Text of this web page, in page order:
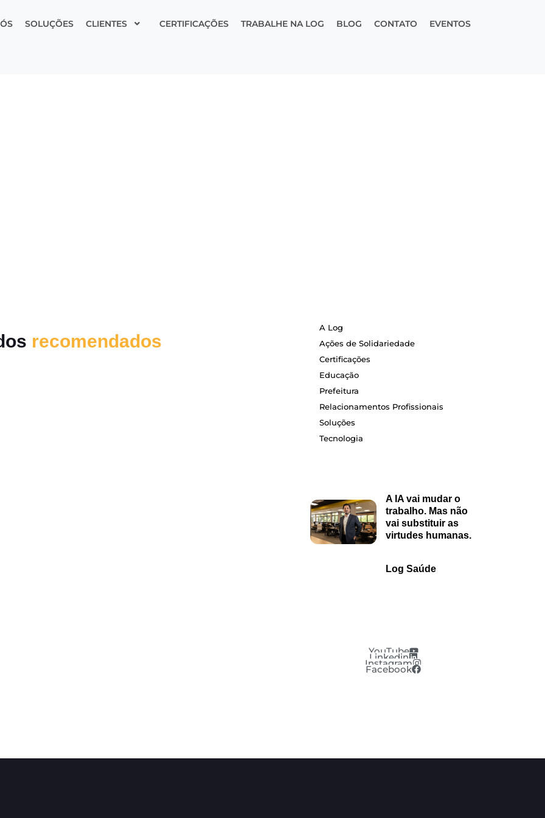
SOLUÇÕES CLIENTES CERTIFICAÇÕES TRABALHE NA LOG BLOG CONTATO EVENTOS
recomendados
A Log
Ações de Solidariedade
Certificações
Educação
Prefeitura
Relacionamentos Profissionais
Soluções
Tecnologia
A IA vai mudar o
trabalho. Mas não
vai substituir as
virtudes humanas.
Log Saúde
YouTube
Linkedin
Instagram
Facebook